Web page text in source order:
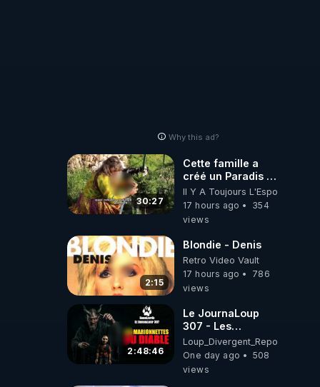
Why this ad?
30:27
Cette famille a
créé un Paradis !
Permaculture &
Autonomie
Il Y A Toujours L'Espoir
17 hours ago
354
views
2:15
Blondie - Denis
Retro Video Vault
17 hours ago
786
views
2:48:46
Le JournaLoup
307 - Les
Marionnettes du
Diable - Loup
Divergent
Loup_Divergent_Reposts
One day ago
508
views